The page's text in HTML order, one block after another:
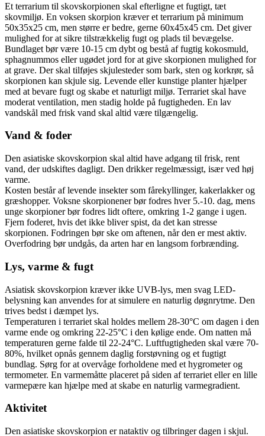
Et terrarium til skovskorpionen skal efterligne et fugtigt, tæt
skovmiljø. En voksen skorpion kræver et terrarium på minimum
50x35x25 cm, men større er bedre, gerne 60x45x45 cm. Det giver
mulighed for at sikre tilstrækkelig fugt og plads til bevægelse.
Bundlaget bør være 10-15 cm dybt og bestå af fugtig kokosmuld,
sphagnummos eller ugødet jord for at give skorpionen mulighed for
at grave. Der skal tilføjes skjulesteder som bark, sten og korkrør, så
skorpionen kan skjule sig. Levende eller kunstige planter hjælper
med at bevare fugt og skabe et naturligt miljø. Terrariet skal have
moderat ventilation, men stadig holde på fugtigheden. En lav
vandskål med frisk vand skal altid være tilgængelig.
Vand & foder
Den asiatiske skovskorpion skal altid have adgang til frisk, rent
vand, der udskiftes dagligt. Den drikker regelmæssigt, især ved høj
varme.
Kosten består af levende insekter som fårekyllinger, kakerlakker og
græshopper. Voksne skorpionener bør fodres hver 5.-10. dag, mens
unge skorpioner bør fodres lidt oftere, omkring 1-2 gange i ugen.
Fjern foderet, hvis det ikke bliver spist, da det kan stresse
skorpionen. Fodringen bør ske om aftenen, når den er mest aktiv.
Overfodring bør undgås, da arten har en langsom forbrænding.
Lys, varme & fugt
Asiatisk skovskorpion kræver ikke UVB-lys, men svag LED-
belysning kan anvendes for at simulere en naturlig døgnrytme. Den
trives bedst i dæmpet lys.
Temperaturen i terrariet skal holdes mellem 28-30°C om dagen i den
varme ende og omkring 22-25°C i den kølige ende. Om natten må
temperaturen gerne falde til 22-24°C. Luftfugtigheden skal være 70-
80%, hvilket opnås gennem daglig forstøvning og et fugtigt
bundlag. Sørg for at overvåge forholdene med et hygrometer og
termometer. En varmemåtte placeret på siden af terrariet eller en lille
varmepære kan hjælpe med at skabe en naturlig varmegradient.
Aktivitet
Den asiatiske skovskorpion er nataktiv og tilbringer dagen i skjul.